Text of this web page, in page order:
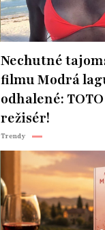
Nechutné
filmu Modrá
odhalené:
režisér!
Trendy